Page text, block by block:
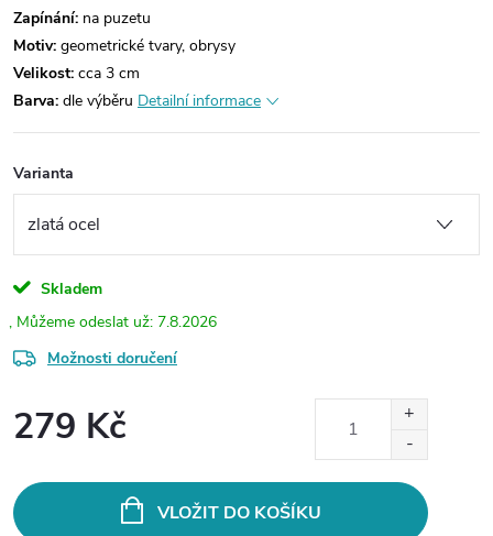
Zapínání: na puzetu
Motiv: geometrické tvary, obrysy
Velikost: cca 3 cm
Barva: dle výběru Detailní informace
Varianta
Skladem
7.8.2026
Možnosti doručení
279 Kč
VLOŽIT DO KOŠÍKU